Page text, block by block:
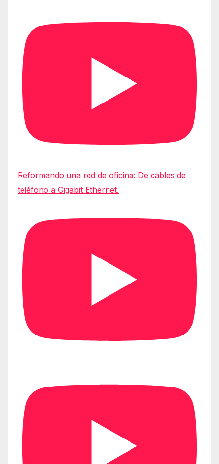
Reformando una red de oficina: De cables de
teléfono a Gigabit Ethernet.